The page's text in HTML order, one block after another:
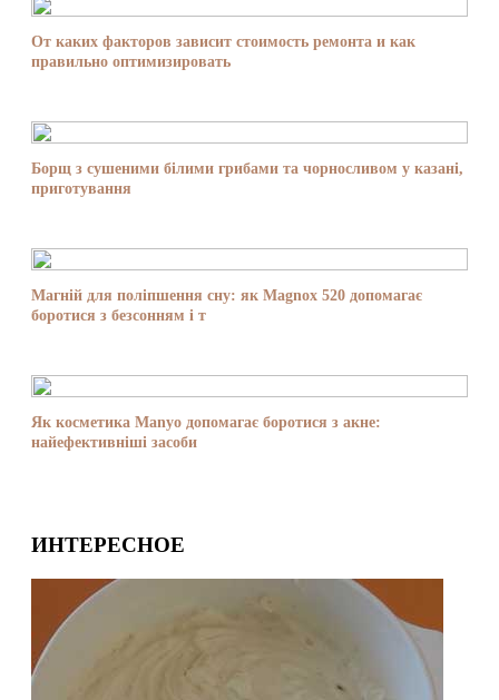
От каких факторов зависит стоимость ремонта и как
правильно оптимизировать
Борщ з сушеними білими грибами та чорносливом у казані,
приготування
Магній для поліпшення сну: як Magnox 520 допомагає
боротися з безсонням і т
Як косметика Manyo допомагає боротися з акне:
найефективніші засоби
ИНТЕРЕСНОЕ